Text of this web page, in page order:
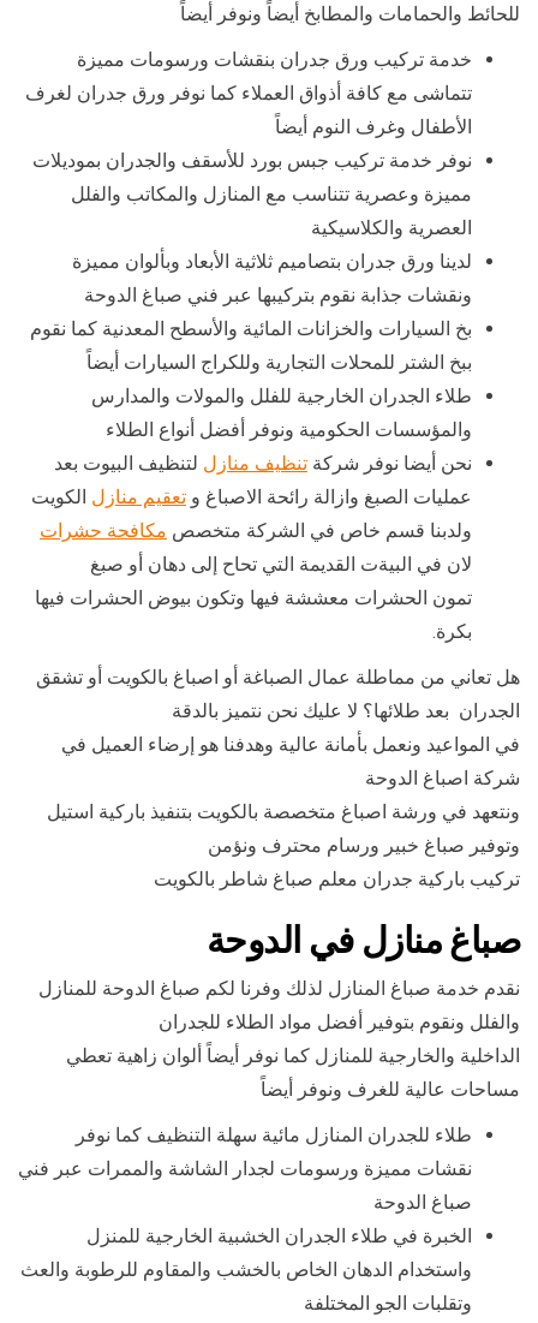
للحائط والحمامات والمطابخ أيضاً ونوفر أيضاً
خدمة تركيب ورق جدران بنقشات ورسومات مميزة
تتماشى مع كافة أذواق العملاء كما نوفر ورق جدران لغرف
الأطفال وغرف النوم أيضاً
نوفر خدمة تركيب جبس بورد للأسقف والجدران بموديلات
مميزة وعصرية تتناسب مع المنازل والمكاتب والفلل
العصرية والكلاسيكية
لدينا ورق جدران بتصاميم ثلاثية الأبعاد وبألوان مميزة
ونقشات جذابة نقوم بتركيبها عبر فني صباغ الدوحة
بخ السيارات والخزانات المائية والأسطح المعدنية كما نقوم
ببخ الشتر للمحلات التجارية وللكراج السيارات أيضاً
طلاء الجدران الخارجية للفلل والمولات والمدارس
والمؤسسات الحكومية ونوفر أفضل أنواع الطلاء
نحن أيضا نوفر شركة تنظيف منازل لتنظيف البيوت بعد
عمليات الصبغ وازالة رائحة الاصباغ و تعقيم منازل الكويت
ولدبنا قسم خاص في الشركة متخصص مكافحة حشرات
لان في البيةت القديمة التي تحاح إلى دهان أو صبغ
تمون الحشرات معششة فيها وتكون بيوض الحشرات فيها
بكرة.
هل تعاني من مماطلة عمال الصباغة أو اصباغ بالكويت أو تشقق
الجدران بعد طلائها؟ لا عليك نحن نتميز بالدقة
في المواعيد ونعمل بأمانة عالية وهدفنا هو إرضاء العميل في
شركة اصباغ الدوحة
ونتعهد في ورشة اصباغ متخصصة بالكويت بتنفيذ باركية استيل
وتوفير صباغ خبير ورسام محترف ونؤمن
تركيب باركية جدران معلم صباغ شاطر بالكويت
صباغ منازل في الدوحة
نقدم خدمة صباغ المنازل لذلك وفرنا لكم صباغ الدوحة للمنازل
والفلل ونقوم بتوفير أفضل مواد الطلاء للجدران
الداخلية والخارجية للمنازل كما نوفر أيضاً ألوان زاهية تعطي
مساحات عالية للغرف ونوفر أيضاً
طلاء للجدران المنازل مائية سهلة التنظيف كما نوفر
نقشات مميزة ورسومات لجدار الشاشة والممرات عبر فني
صباغ الدوحة
الخبرة في طلاء الجدران الخشبية الخارجية للمنزل
واستخدام الدهان الخاص بالخشب والمقاوم للرطوبة والعث
وتقلبات الجو المختلفة